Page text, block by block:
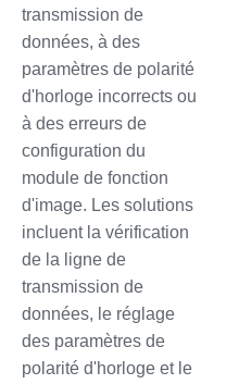
transmission de
données, à des
paramètres de polarité
d'horloge incorrects ou
à des erreurs de
configuration du
module de fonction
d'image. Les solutions
incluent la vérification
de la ligne de
transmission de
données, le réglage
des paramètres de
polarité d'horloge et le